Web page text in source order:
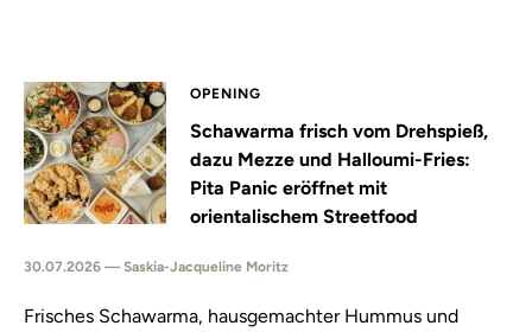
OPENING
Schawarma frisch vom Drehspieß,
dazu Mezze und Halloumi-Fries:
Pita Panic eröffnet mit
orientalischem Streetfood
30.07.2026 — Saskia-Jacqueline Moritz
Frisches Schawarma, hausgemachter Hummus und